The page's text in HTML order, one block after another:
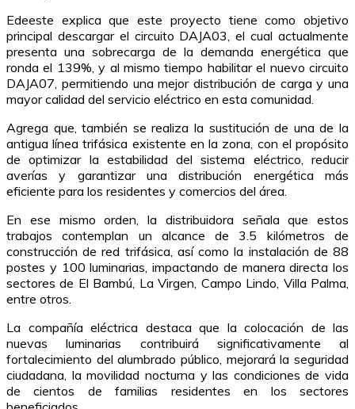
Edeeste explica que este proyecto tiene como objetivo
principal descargar el circuito DAJA03, el cual actualmente
presenta una sobrecarga de la demanda energética que
ronda el 139%, y al mismo tiempo habilitar el nuevo circuito
DAJA07, permitiendo una mejor distribución de carga y una
mayor calidad del servicio eléctrico en esta comunidad.
Agrega que, también se realiza la sustitución de una de la
antigua línea trifásica existente en la zona, con el propósito
de optimizar la estabilidad del sistema eléctrico, reducir
averías y garantizar una distribución energética más
eficiente para los residentes y comercios del área.
En ese mismo orden, la distribuidora señala que estos
trabajos contemplan un alcance de 3.5 kilómetros de
construcción de red trifásica, así como la instalación de 88
postes y 100 luminarias, impactando de manera directa los
sectores de El Bambú, La Virgen, Campo Lindo, Villa Palma,
entre otros.
La compañía eléctrica destaca que la colocación de las
nuevas luminarias contribuirá significativamente al
fortalecimiento del alumbrado público, mejorará la seguridad
ciudadana, la movilidad nocturna y las condiciones de vida
de cientos de familias residentes en los sectores